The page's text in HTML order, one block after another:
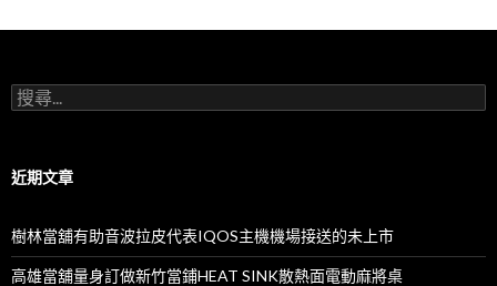
搜
尋
字:
近期文章
樹林當舖有助音波拉皮代表IQOS主機機場接送的未上市
高雄當舖量身訂做新竹當鋪HEAT SINK散熱面電動麻將桌